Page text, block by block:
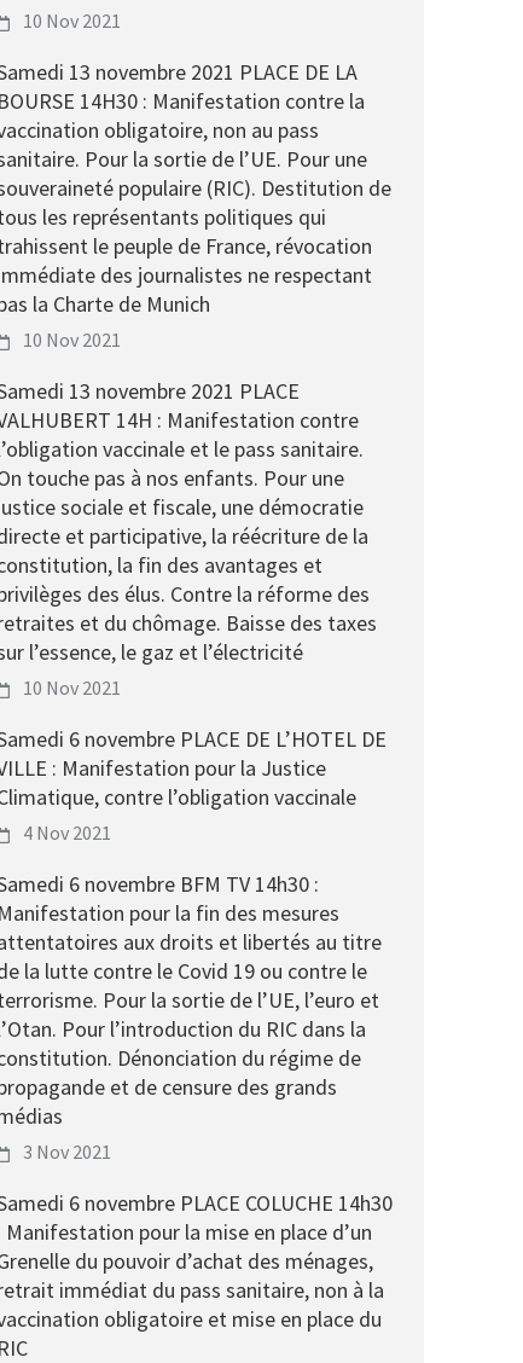
10 Nov 2021
13 novembre 2021 PLACE DE LA
BOURSE 14H30 : Manifestation contre la
obligatoire, non au pass
Pour la sortie de l’UE. Pour une
populaire (RIC). Destitution de
les représentants politiques qui
le peuple de France, révocation
des journalistes ne respectant
la Charte de Munich
10 Nov 2021
13 novembre 2021 PLACE
14H : Manifestation contre
vaccinale et le pass sanitaire.
touche pas à nos enfants. Pour une
sociale et fiscale, une démocratie
et participative, la réécriture de la
la fin des avantages et
des élus. Contre la réforme des
et du chômage. Baisse des taxes
l’essence, le gaz et l’électricité
10 Nov 2021
6 novembre PLACE DE L’HOTEL DE
: Manifestation pour la Justice
contre l’obligation vaccinale
4 Nov 2021
6 novembre BFM TV 14h30 :
Manifestation pour la fin des mesures
aux droits et libertés au titre
la lutte contre le Covid 19 ou contre le
Pour la sortie de l’UE, l’euro et
Pour l’introduction du RIC dans la
Dénonciation du régime de
et de censure des grands
3 Nov 2021
6 novembre PLACE COLUCHE 14h30
Manifestation pour la mise en place d’un
du pouvoir d’achat des ménages,
immédiat du pass sanitaire, non à la
obligatoire et mise en place du
RIC